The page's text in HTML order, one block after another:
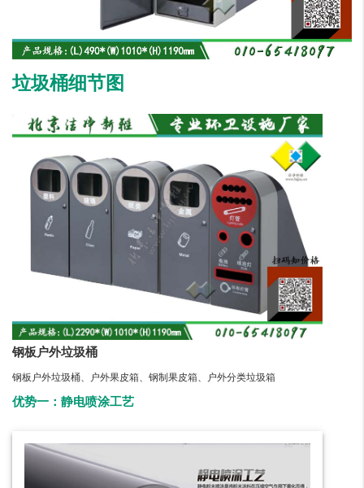
垃圾桶细节图
钢板户外垃圾桶
钢板户外垃圾桶、户外果皮箱、钢制果皮箱、户外分类垃圾箱
优势一：静电喷涂工艺